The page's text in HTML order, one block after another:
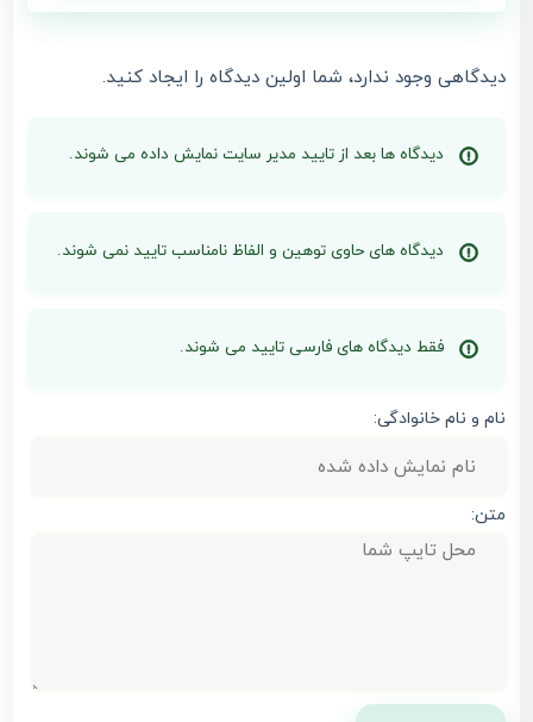
دیدگاهی وجود ندارد، شما اولین دیدگاه را ایجاد کنید.
دیدگاه ها بعد از تایید مدیر سایت نمایش داده می شوند.
دیدگاه های حاوی توهین و الفاظ نامناسب تایید نمی شوند.
فقط دیدگاه های فارسی تایید می شوند.
نام و نام خانوادگی:
متن: